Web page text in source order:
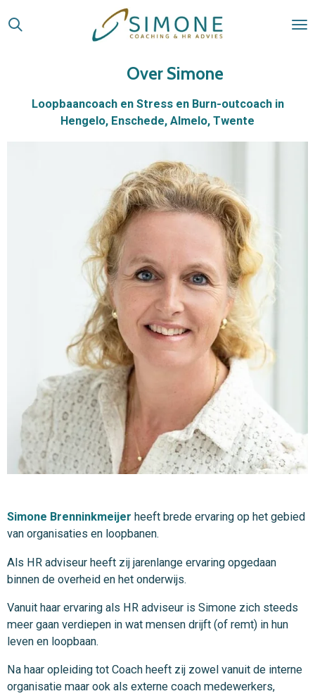
Ga
direct
Over Simone
Loopbaancoach en Stress en Burn-outcoach in
Hengelo, Enschede, Almelo, Twente
Simone Brenninkmeijer heeft brede ervaring op het gebied
van organisaties en loopbanen.
Als HR adviseur heeft zij jarenlange ervaring opgedaan
binnen de overheid en het onderwijs.
Vanuit haar ervaring als HR adviseur is Simone zich steeds
meer gaan verdiepen in wat mensen drijft (of remt) in hun
leven en loopbaan.
Na haar opleiding tot Coach heeft zij zowel vanuit de interne
organisatie maar ook als externe coach medewerkers,